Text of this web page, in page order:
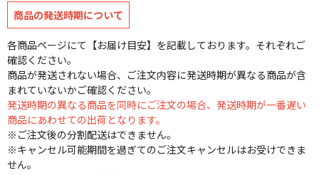
商品の発送時期について
各商品ページにて【お届け目安】を記載しております。それぞれご
確認ください。
商品が発送されない場合、ご注文内容に発送時期が異なる商品が含
まれていないかご確認ください。
発送時期の異なる商品を同時にご注文の場合、発送時期が一番遅い
商品にあわせての出荷となります。
※ご注文後の分割配送はできません。
※キャンセル可能期間を過ぎてのご注文キャンセルはお受けできま
せん。